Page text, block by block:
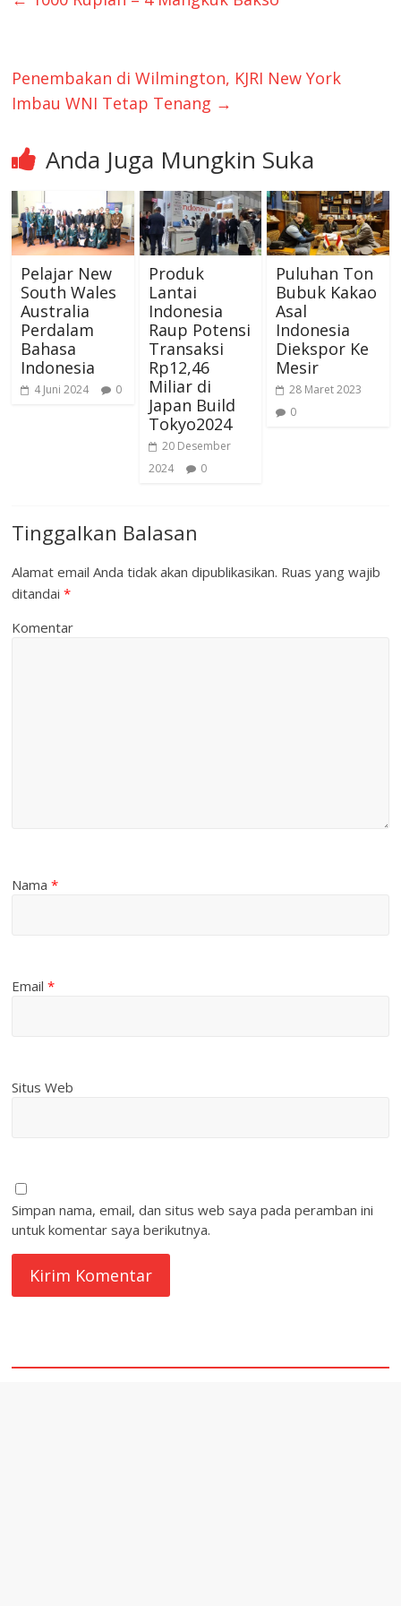
Penembakan di Wilmington, KJRI New York
Imbau WNI Tetap Tenang →
Anda Juga Mungkin Suka
Pelajar New
South Wales
Australia
Perdalam
Bahasa
Indonesia
4 Juni 2024 0
Produk
Lantai
Indonesia
Raup Potensi
Transaksi
Rp12,46
Miliar di
Japan Build
Tokyo2024
20 Desember
2024
0
Puluhan Ton
Bubuk Kakao
Asal
Indonesia
Diekspor Ke
Mesir
28 Maret 2023
0
Tinggalkan Balasan
Alamat email Anda tidak akan dipublikasikan. Ruas yang wajib
ditandai*
Komentar
Nama*
Email*
Situs Web
Simpan nama, email, dan situs web saya pada peramban ini
untuk komentar saya berikutnya.